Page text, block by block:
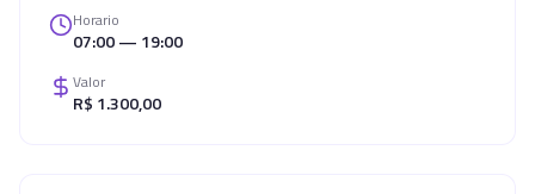
Horario
07:00 — 19:00
Valor
R$ 1.300,00